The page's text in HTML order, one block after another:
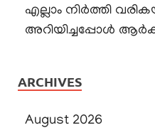
എല്ലാം നിർത്തി
അറിയിച്ചപ്പോൾ
ARCHIVES
August 2026